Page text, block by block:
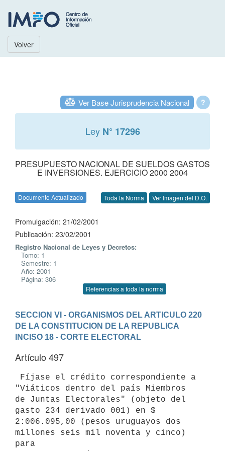
Volver
?
Ver Base Jurisprudencia Nacional
Ley N° 17296
PRESUPUESTO NACIONAL DE SUELDOS GASTOS
E INVERSIONES. EJERCICIO 2000 2004
Documento Actualizado Toda la Norma Ver Imagen del D.O.
Promulgación: 21/02/2001
Publicación: 23/02/2001
Registro Nacional de Leyes y Decretos:
Tomo: 1
Semestre: 1
Año: 2001
Página: 306
Referencias a toda la norma
SECCION VI - ORGANISMOS DEL ARTICULO 220
DE LA CONSTITUCION DE LA REPUBLICA
INCISO 18 - CORTE ELECTORAL
Artículo 497
"Viáticos dentro del país Miembros
de Juntas Electorales" (objeto del
gasto 234 derivado 001) en $
2:006.095,00 (pesos uruguayos dos
millones seis mil noventa y cinco)
para